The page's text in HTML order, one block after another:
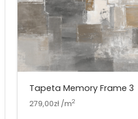
Tapeta Memory Frame 3
279,00zł /m2